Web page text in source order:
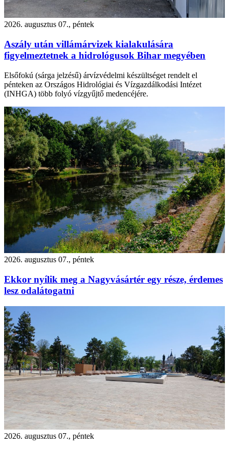
2026. augusztus 07., péntek
Aszály után villámárvizek kialakulására
figyelmeztetnek a hidrológusok Bihar megyében
Elsőfokú (sárga jelzésű) árvízvédelmi készültséget rendelt el
pénteken az Országos Hidrológiai és Vízgazdálkodási Intézet
(INHGA) több folyó vízgyűjtő medencéjére.
2026. augusztus 07., péntek
Ekkor nyílik meg a Nagyvásártér egy része, érdemes
lesz odalátogatni
2026. augusztus 07., péntek